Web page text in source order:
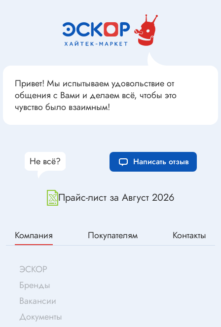
Привет! Мы испытываем удовольствие от
общения с Вами и делаем всё, чтобы это
чувство было взаимным!
Прайс-лист за Август 2026
Не всё? Написать отзыв
Компания Покупателям Контакты
ЭСКОР
Бренды
Вакансии
Документы